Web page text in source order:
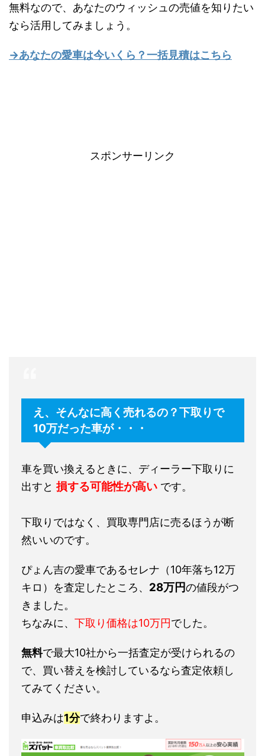
無料なので、あなたのウィッシュの売値を知りたい
なら活用してみましょう。
→あなたの愛車は今いくら？一括見積はこちら
スポンサーリンク
え、そんなに高く売れるの？下取りで
10万だった車が・・・
車を買い換えるときに、ディーラー下取りに
出すと 損する可能性が高い です。
下取りではなく、買取専門店に売るほうが断
然いいのです。
ぴょん吉の愛車であるセレナ（10年落ち12万
キロ）を査定したところ、 28万円の値段がつ
きました。
ちなみに、 下取り価格は10万円でした。
無料で最大10社から一括査定が受けられるの
で、買い替えを検討しているなら査定依頼し
てみてください。
申込みは1分で終わりますよ。